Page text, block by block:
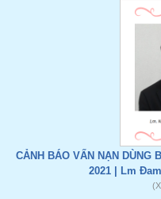
CẢNH BÁO VẤN NẠN DÙNG
2021 | Lm